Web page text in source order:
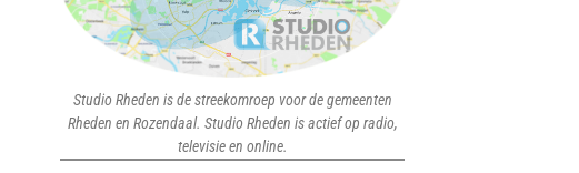
Studio Rheden is de streekomroep voor de gemeenten
Rheden en Rozendaal. Studio Rheden is actief op radio,
televisie en online.